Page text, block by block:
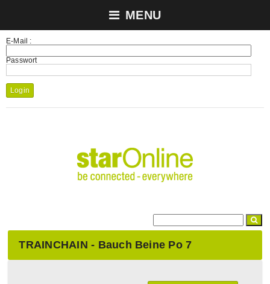
MENU
E-Mail :
Passwort
Login
TRAINCHAIN - Bauch Beine Po 7